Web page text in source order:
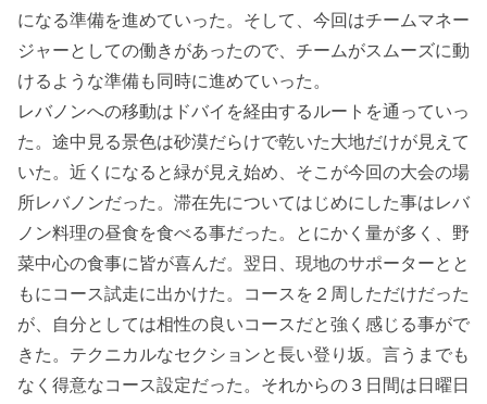
になる準備を進めていった。そして、今回はチームマネー
ジャーとしての働きがあったので、チームがスムーズに動
けるような準備も同時に進めていった。
レバノンへの移動はドバイを経由するルートを通っていっ
た。途中見る景色は砂漠だらけで乾いた大地だけが見えて
いた。近くになると緑が見え始め、そこが今回の大会の場
所レバノンだった。滞在先についてはじめにした事はレバ
ノン料理の昼食を食べる事だった。とにかく量が多く、野
菜中心の食事に皆が喜んだ。翌日、現地のサポーターとと
もにコース試走に出かけた。コースを２周しただけだった
が、自分としては相性の良いコースだと強く感じる事がで
きた。テクニカルなセクションと長い登り坂。言うまでも
なく得意なコース設定だった。それからの３日間は日曜日